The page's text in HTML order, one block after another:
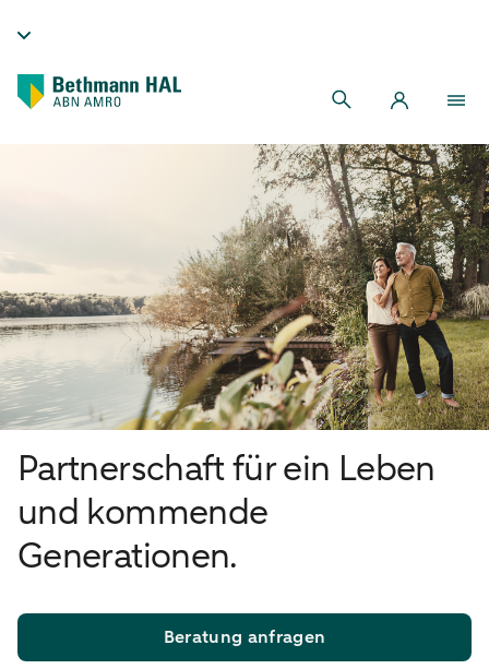
Partnerschaft für ein Leben
und kommende
Generationen.
Beratung anfragen